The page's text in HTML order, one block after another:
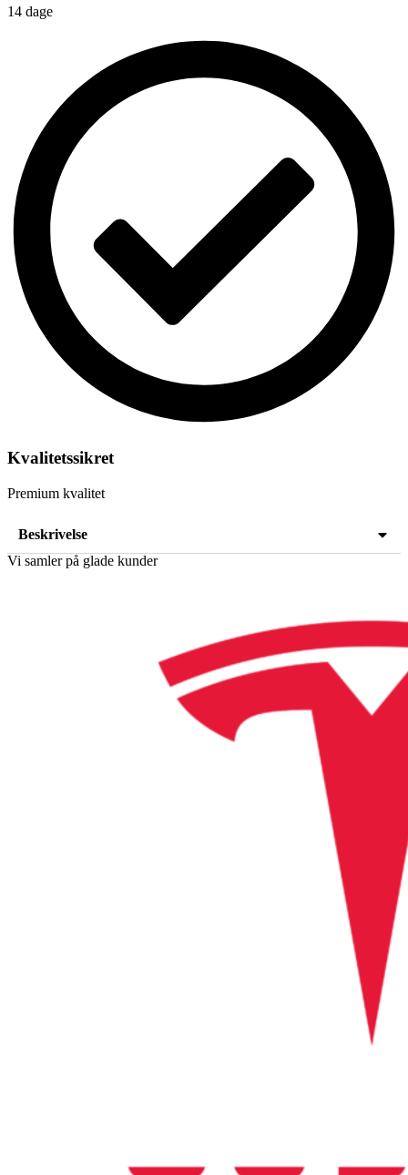
14 dage
Kvalitetssikret
Premium kvalitet
Beskrivelse
Vi samler på glade kunder